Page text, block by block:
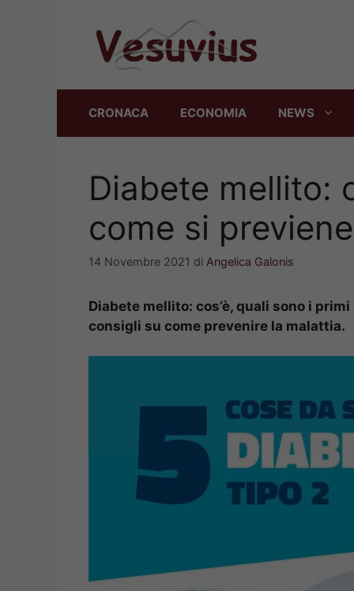
CRONACA ECONOMIA NEWS
Diabete mellito:
come si previene
14 Novembre 2021 di Angelica Galonis
Diabete mellito: cos’è, quali sono i
consigli su come prevenire la malattia.